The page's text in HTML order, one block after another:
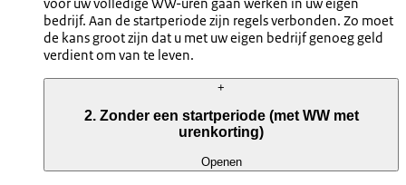
bedrijf. Aan de startperiode zijn regels verbonden. Zo moet
de kans groot zijn dat u met uw eigen bedrijf genoeg geld
verdient om van te leven.
+
2. Zonder een startperiode (met WW met
urenkorting)
Openen